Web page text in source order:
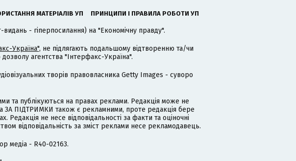
МАТЕРІАЛІВ УП ПРИНЦИПИ І ПРАВИЛА РОБОТИ УП
- гіперпосилання) на "Економічну правду".
Україна", не підлягають подальшому відтворенню та/чи
агентства "Інтерфакс-Україна".
творів правовласника Getty Images - суворо
публікуються на правах реклами. Редакція може не
ЗА ПІДТРИМКИ також є рекламними, проте редакція бере
Редакція не несе відповідальності за факти та оціночні
відповідальність за зміст реклами несе рекламодавець.
медіа - R40-02163.